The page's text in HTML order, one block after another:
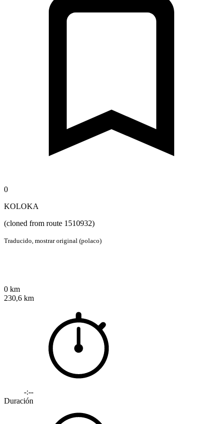
0
KOLOKA
(cloned from route 1510932)
Traducido, mostrar original (polaco)
0 km
230,6 km
-:--
Duración